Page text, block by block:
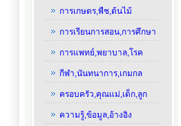
การเกษตร,พืช,ต้นไม้
การเรียนการสอน,การศึกษา
การแพทย์,พยาบาล,โรค
กีฬา,นันทนาการ,เกมกล
ครอบครัว,คุณแม่,เด็ก,ลูก
ความรู้,ข้อมูล,อ้างอิง